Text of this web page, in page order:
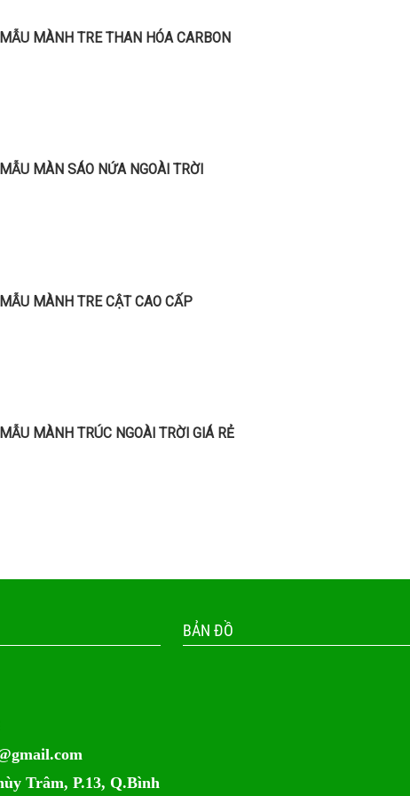
MẪU MÀNH TRE THAN HÓA CARBON
MẪU MÀN SÁO NỨA NGOÀI TRỜI
MẪU MÀNH TRE CẬT CAO CẤP
MẪU MÀNH TRÚC NGOÀI TRỜI GIÁ RẺ
Trâm, P.13, Q.Bình
BẢN ĐỒ